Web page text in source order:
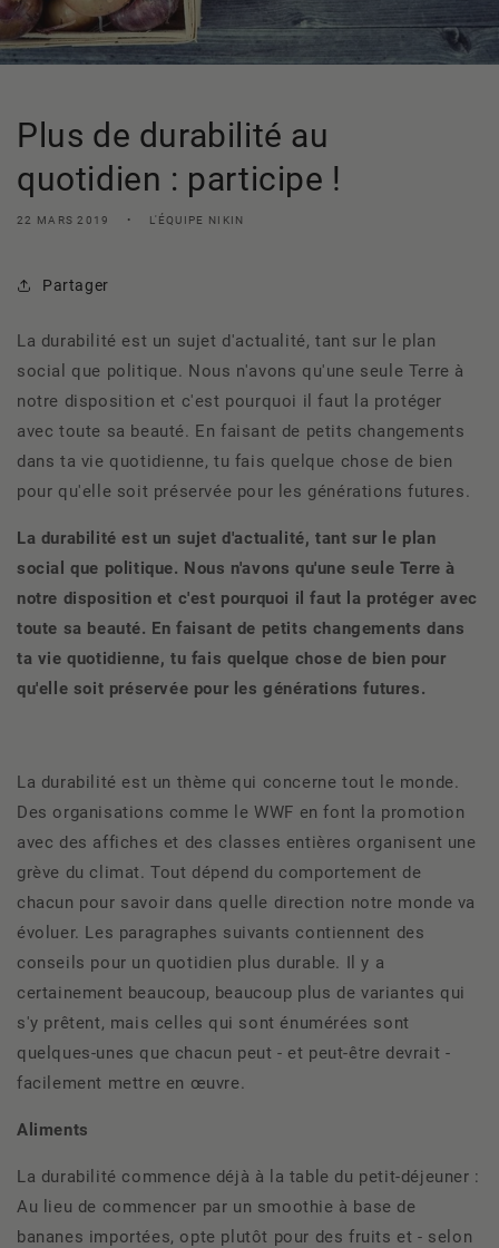
Plus de durabilité au
quotidien : participe !
22 MARS 2019 L'ÉQUIPE NIKIN
Partager
La durabilité est un sujet d'actualité, tant sur le plan
social que politique. Nous n'avons qu'une seule Terre à
notre disposition et c'est pourquoi il faut la protéger
avec toute sa beauté. En faisant de petits changements
dans ta vie quotidienne, tu fais quelque chose de bien
pour qu'elle soit préservée pour les générations futures.
La durabilité est un sujet d'actualité, tant sur le plan
social que politique. Nous n'avons qu'une seule Terre à
notre disposition et c'est pourquoi il faut la protéger avec
toute sa beauté. En faisant de petits changements dans
ta vie quotidienne, tu fais quelque chose de bien pour
qu'elle soit préservée pour les générations futures.
La durabilité est un thème qui concerne tout le monde.
Des organisations comme le WWF en font la promotion
avec des affiches et des classes entières organisent une
grève du climat. Tout dépend du comportement de
chacun pour savoir dans quelle direction notre monde va
évoluer. Les paragraphes suivants contiennent des
conseils pour un quotidien plus durable. Il y a
certainement beaucoup, beaucoup plus de variantes qui
s'y prêtent, mais celles qui sont énumérées sont
quelques-unes que chacun peut - et peut-être devrait -
facilement mettre en œuvre.
Aliments
La durabilité commence déjà à la table du petit-déjeuner :
Au lieu de commencer par un smoothie à base de
bananes importées, opte plutôt pour des fruits et - selon